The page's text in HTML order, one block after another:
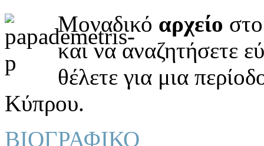
Μοναδικό αρχείο
και να αναζητήσετε
θέλετε για μια
Κύπρου.
ΒΙΟΓΡΑΦΙΚΟ